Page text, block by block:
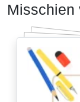
Misschien